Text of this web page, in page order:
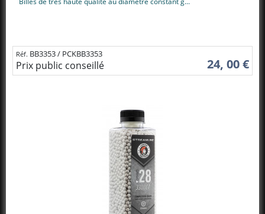
Réf. BB3353 / PCKBB3353
Prix public conseillé 24, 00 €